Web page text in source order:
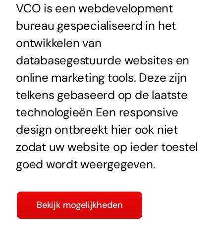
VCO is een webdevelopment
bureau gespecialiseerd in het
ontwikkelen van
databasegestuurde websites en
online marketing tools. Deze zijn
telkens gebaseerd op de laatste
technologieën Een responsive
design ontbreekt hier ook niet
zodat uw website op ieder toestel
goed wordt weergegeven.
Bekijk mogelijkheden